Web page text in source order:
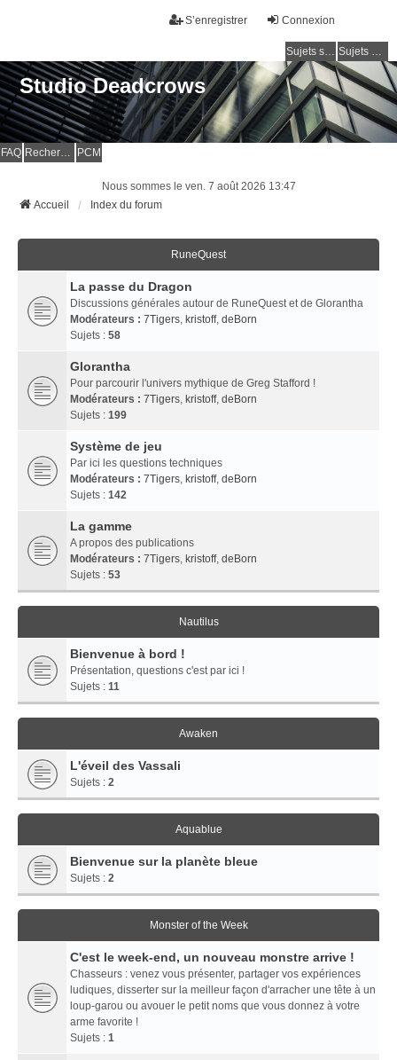
Connexion
S’enregistrer
Sujets sans réponse Sujets actifs
Studio Deadcrows
FAQ Rechercher PCM
Nous sommes le ven. 7 août 2026 13:47
Accueil
Index du forum
RuneQuest
La passe du Dragon
Discussions générales autour de RuneQuest et de Glorantha
Modérateurs : 7Tigers, kristoff, deBorn
Sujets : 58
Glorantha
Pour parcourir l'univers mythique de Greg Stafford !
Modérateurs : 7Tigers, kristoff, deBorn
Sujets : 199
Système de jeu
Par ici les questions techniques
Modérateurs : 7Tigers, kristoff, deBorn
Sujets : 142
La gamme
A propos des publications
Modérateurs : 7Tigers, kristoff, deBorn
Sujets : 53
Nautilus
Bienvenue à bord !
Présentation, questions c'est par ici !
Sujets : 11
Awaken
L'éveil des Vassali
Sujets : 2
Aquablue
Bienvenue sur la planète bleue
Sujets : 2
Monster of the Week
C'est le week-end, un nouveau monstre arrive !
Chasseurs : venez vous présenter, partager vos expériences
ludiques, disserter sur la meilleur façon d'arracher une tête à un
loup-garou ou avouer le petit noms que vous donnez à votre
arme favorite !
Sujets : 1